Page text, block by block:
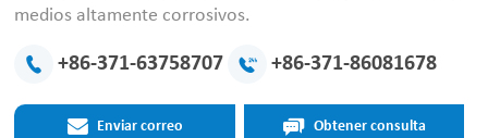
medios altamente corrosivos.
+86-371-63758707 +86-371-86081678
Enviar correo
Obtener consulta